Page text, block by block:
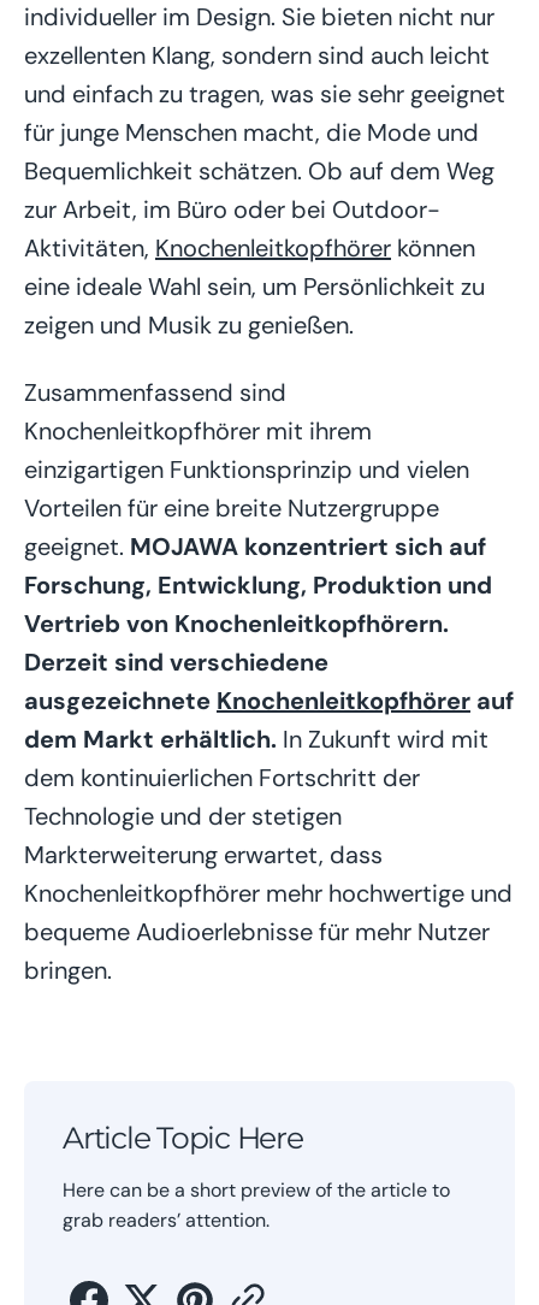
individueller im Design. Sie bieten nicht nur
exzellenten Klang, sondern sind auch leicht
und einfach zu tragen, was sie sehr geeignet
für junge Menschen macht, die Mode und
Bequemlichkeit schätzen. Ob auf dem Weg
zur Arbeit, im Büro oder bei Outdoor-
Aktivitäten, Knochenleitkopfhörer können
eine ideale Wahl sein, um Persönlichkeit zu
zeigen und Musik zu genießen.
Zusammenfassend sind
Knochenleitkopfhörer mit ihrem
einzigartigen Funktionsprinzip und vielen
Vorteilen für eine breite Nutzergruppe
geeignet. MOJAWA konzentriert sich auf
Forschung, Entwicklung, Produktion und
Vertrieb von Knochenleitkopfhörern.
Derzeit sind verschiedene
ausgezeichnete Knochenleitkopfhörer auf
dem Markt erhältlich. In Zukunft wird mit
dem kontinuierlichen Fortschritt der
Technologie und der stetigen
Markterweiterung erwartet, dass
Knochenleitkopfhörer mehr hochwertige und
bequeme Audioerlebnisse für mehr Nutzer
bringen.
Article Topic Here
Here can be a short preview of the article to
grab readers’ attention.